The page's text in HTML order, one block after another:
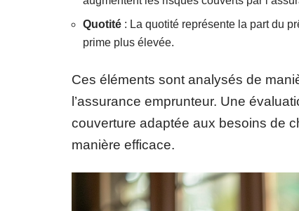
Quotité : La quotité représente la part du
prime plus élevée.
Ces éléments sont analysés de
l’assurance emprunteur. Une
couverture adaptée aux besoins de
manière efficace.